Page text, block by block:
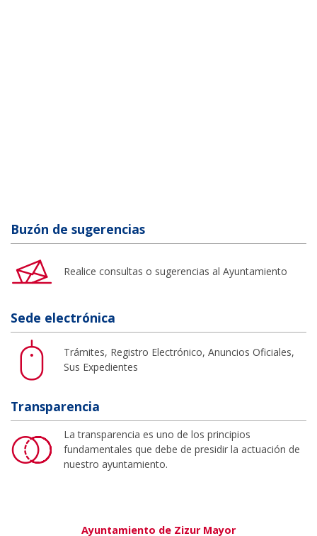
Buzón de sugerencias
Realice consultas o sugerencias al Ayuntamiento
Sede electrónica
Trámites, Registro Electrónico, Anuncios Oficiales,
Sus Expedientes
Transparencia
La transparencia es uno de los principios
fundamentales que debe de presidir la actuación de
nuestro ayuntamiento.
Ayuntamiento de Zizur Mayor